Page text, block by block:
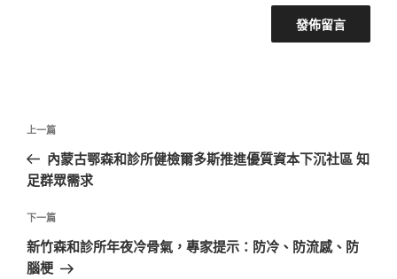
文
導
覽
上
一
篇
章
上一篇
內蒙古鄂森和診所健檢爾多斯推進優質資本下沉社區 知
足群眾需求
下
一
篇
下一篇
新竹森和診所年夜冷骨氣，專家提示：防冷、防流感、防
腦梗